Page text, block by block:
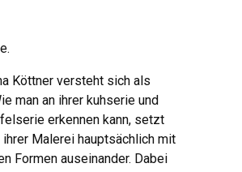
Köttner versteht sich als
man an ihrer kuhserie und
erkennen kann, setzt
Malerei hauptsächlich mit
Formen auseinander. Dabei